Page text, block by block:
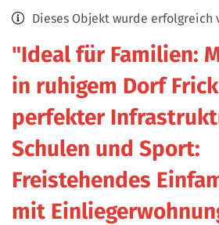
Dieses Objekt wurde erfolgreich
"Ideal für Familien:
in ruhigem Dorf
perfekter
Schulen und Sport:
Freistehendes
mit